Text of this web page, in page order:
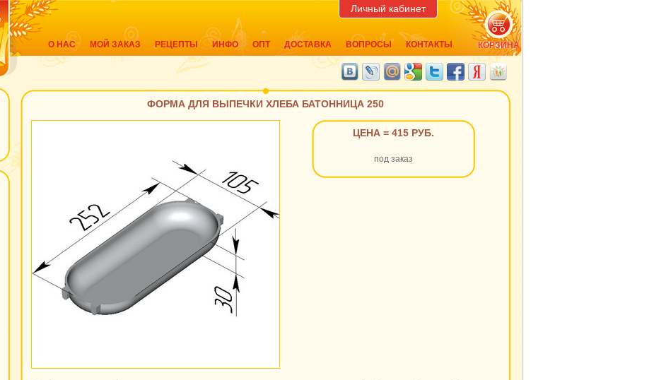
Личный кабинет
О НАС МОЙ ЗАКАЗ РЕЦЕПТЫ ИНФО ОПТ ДОСТАВКА ВОПРОСЫ КОНТАКТЫ КОРЗИНА
ФОРМА ДЛЯ ВЫПЕЧКИ ХЛЕБА БАТОННИЦА 250
ЦЕНА = 415 РУБ.
под заказ